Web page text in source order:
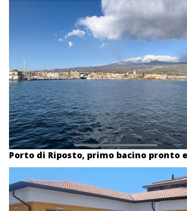
Porto di Riposto, primo bacino pronto